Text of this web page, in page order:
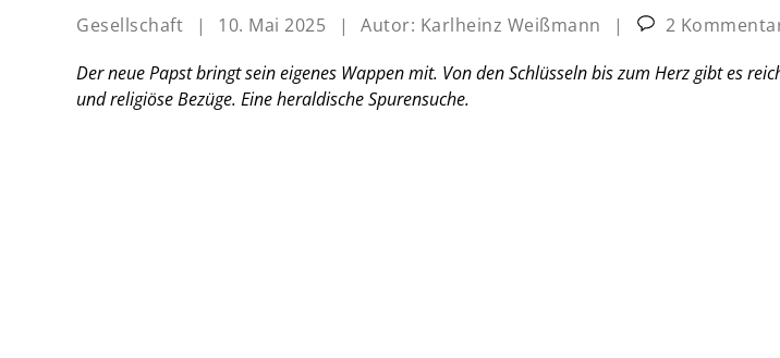
Gesellschaft | 10. Mai 2025 | Autor: Karlheinz Weißmann |
2
Der neue Papst bringt sein eigenes Wappen mit. Von den Schlüsseln bis zum Herz gibt es
und religiöse Bezüge. Eine heraldische Spurensuche.